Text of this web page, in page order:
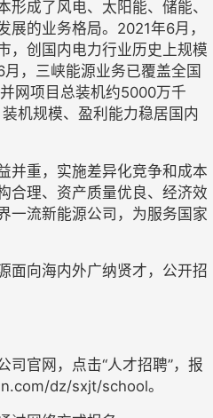
形成了风电、太阳能、储能、
展的业务格局。 2021年6月，
，创国内电力行业历史上规模
，三峡能源业务已覆盖全国
网项目总装机约5000万千
机规模、盈利能力稳居国内
并重，实施差异化竞争和成本
合理、资产质量优良、经济效
一流新能源公司，为服务国家
面向海内外广纳贤才，公开招
司官网，点击“人才招聘”，报
dz/sxjt/school。